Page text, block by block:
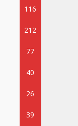
116
212
77
40
26
39